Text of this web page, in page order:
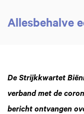
Allesbehalve
De Strijkkwartet
verband met de
bericht ontvangen